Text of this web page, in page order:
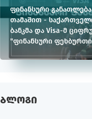
ფინანსური
თამაშით -
ბანკმა და Visa-მ
"ფინანსური
ᲑᲚᲝᲒᲘ